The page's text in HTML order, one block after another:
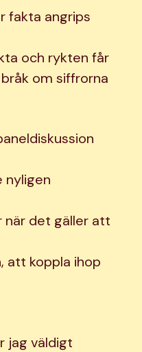
fakta angrips
och rykten får
om siffrorna
nyligen
när det gäller att
att koppla ihop
jag väldigt